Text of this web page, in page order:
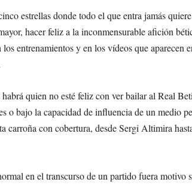
estrellas donde todo el que entra jamás
hacer feliz a la inconmensurable afición
entrenamientos y en los vídeos que aparecen
quien no esté feliz con ver bailar al Real
o bajo la capacidad de influencia de un medio
carroña con cobertura, desde Sergi Altimira
en el transcurso de un partido fuera motivo